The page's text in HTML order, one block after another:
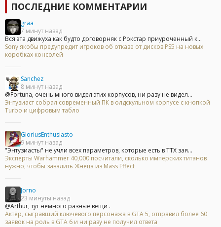
ПОСЛЕДНИЕ КОММЕНТАРИИ
graa
7 минут назад
Вся эта движуха как будто договорняк с Рокстар приуроченный к...
Sony якобы предупредит игроков об отказе от дисков PS5 на новых
коробках консолей
Sanchez
8 минут назад
@Fortuna, очень много видел этих корпусов, ни разу не видел...
Энтузиаст собрал современный ПК в олдскульном корпусе с кнопкой
Turbo и цифровым табло
GloriusEnthusiasto
9 минут назад
"Энтузиасты" не учли всех параметров, которые есть в ТТХ зая...
Эксперты Warhammer 40,000 посчитали, сколько имперских титанов
нужно, чтобы завалить Жнеца из Mass Effect
Jorno
23 минуты назад
@Arthur, тут немного разные вещи .
Актёр, сыгравший ключевого персонажа в GTA 5, отправил более 60
заявок на роль в GTA 6 и ни разу не получил ответа